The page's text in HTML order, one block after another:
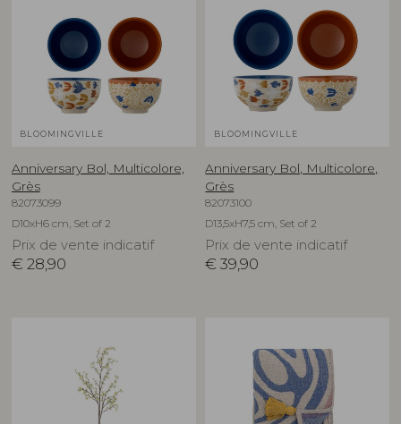
BLOOMINGVILLE
Anniversary Bol, Multicolore,
Grès
82073099
D10xH6 cm, Set of 2
Prix de vente indicatif
€ 28,90
BLOOMINGVILLE
Anniversary Bol, Multicolore,
Grès
82073100
D13,5xH7,5 cm, Set of 2
Prix de vente indicatif
€ 39,90